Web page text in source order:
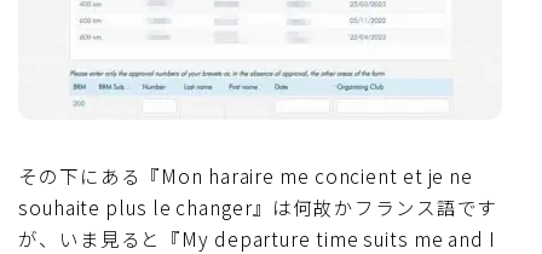
その下にある『Mon haraire me concient et je ne
souhaite plus le changer』は何故かフランス語です
が、いま見ると『My departure time suits me and I